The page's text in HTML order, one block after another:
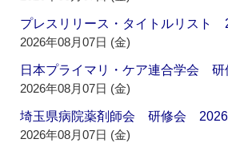
プレスリリース・タイトルリスト
2026年08月07日 (金)
日本プライマリ・ケア連合学会
2026年08月07日 (金)
埼玉県病院薬剤師会 研修会
2026年08月07日 (金)